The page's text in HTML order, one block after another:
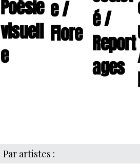
Poésie
visuell
e
e /
Flore
é /
Report
ages
Par artistes :